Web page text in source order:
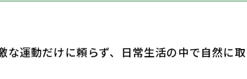
運動だけに頼らず、日常生活の中で自然に取